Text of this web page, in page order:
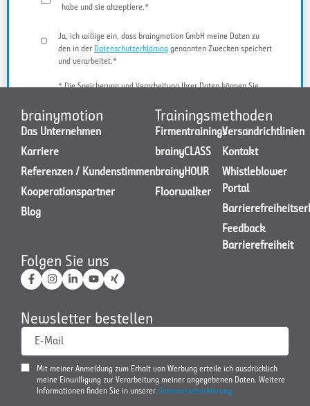
habe und sie akzeptiere.*
Ja, ich willige ein, dass brainymotion GmbH meine Daten zu
den in der Datenschutzerklärung genannten Zwecken speichert
und verarbeitet.*
* Die Speicherung und Verarbeitung Ihrer Daten können Sie
JETZT KONTAKT AUFNEHMEN
brainymotion
Das Unternehmen
Karriere
Referenzen / Kundenstimmen
Kooperationspartner
Blog
Trainingsmethoden
Firmentrainings
brainyCLASS
brainyHOUR
Floorwalker
Versandrichtlinien
Kontakt
Whistleblower
Portal
Feedback
Barrierefreiheit
Folgen Sie uns
Newsletter bestellen
E-Mail
Mit meiner Anmeldung zum Erhalt von Werbung erteile ich ausdrücklich
meine Einwilligung zur Verarbeitung meiner angegebenen Daten. Weitere
Informationen finden Sie in unserer Datenschutzerklärung